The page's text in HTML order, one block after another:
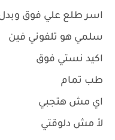
اسر طلع علي فوق
سلمي هو تلفوني فين
اكيد نستي فوق
طب تمام
اي مش هتجبي
لأ مش دلوقتي